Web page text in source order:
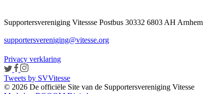
Supportersvereniging Vitessse Postbus 30332 6803 AH Arnhem
supportersvereniging@vitesse.org
Privacy verklaring
Tweets by SVVitesse
© 2026 De officiële Site van de Supportersvereniging Vitesse